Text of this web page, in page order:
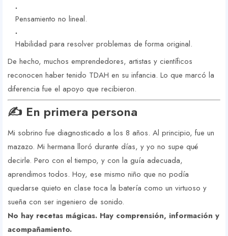
Pensamiento no lineal.
Habilidad para resolver problemas de forma original.
De hecho, muchos emprendedores, artistas y científicos
reconocen haber tenido TDAH en su infancia. Lo que marcó la
diferencia fue el apoyo que recibieron.
✍️ En primera persona
Mi sobrino fue diagnosticado a los 8 años. Al principio, fue un
mazazo. Mi hermana lloró durante días, y yo no supe qué
decirle. Pero con el tiempo, y con la guía adecuada,
aprendimos todos. Hoy, ese mismo niño que no podía
quedarse quieto en clase toca la batería como un virtuoso y
sueña con ser ingeniero de sonido.
No hay recetas mágicas. Hay comprensión, información y
acompañamiento.